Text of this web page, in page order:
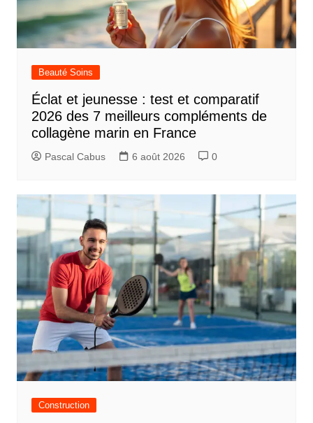
Beauté Soins
Éclat et jeunesse : test et comparatif
2026 des 7 meilleurs compléments de
collagène marin en France
Pascal Cabus 6 août 2026 0
Construction